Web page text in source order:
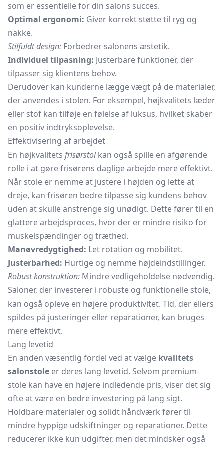
som er essentielle for din salons succes.
Optimal ergonomi: Giver korrekt støtte til ryg og
nakke.
Stilfuldt design: Forbedrer salonens æstetik.
Individuel tilpasning: Justerbare funktioner, der
tilpasser sig klientens behov.
Derudover kan kunderne lægge vægt på de materialer,
der anvendes i stolen. For eksempel, højkvalitets læder
eller stof kan tilføje en følelse af luksus, hvilket skaber
en positiv indtryksoplevelse.
Effektivisering af arbejdet
En højkvalitets frisørstolkan også spille en afgørende
rolle i at gøre frisørens daglige arbejde mere effektivt.
Når stole er nemme at justere i højden og lette at
dreje, kan frisøren bedre tilpasse sig kundens behov
uden at skulle anstrenge sig unødigt. Dette fører til en
glattere arbejdsproces, hvor der er mindre risiko for
muskelspændinger og træthed.
Manøvredygtighed: Let rotation og mobilitet.
Justerbarhed: Hurtige og nemme højdeindstillinger.
Robust konstruktion: Mindre vedligeholdelse nødvendig.
Saloner, der investerer i robuste og funktionelle stole,
kan også opleve en højere produktivitet. Tid, der ellers
spildes på justeringer eller reparationer, kan bruges
mere effektivt.
Lang levetid
En anden væsentlig fordel ved at vælge kvalitets
salonstole er deres lang levetid. Selvom premium-
stole kan have en højere indledende pris, viser det sig
ofte at være en bedre investering på lang sigt.
Holdbare materialer og solidt håndværk fører til
mindre hyppige udskiftninger og reparationer. Dette
reducerer ikke kun udgifter, men det mindsker også